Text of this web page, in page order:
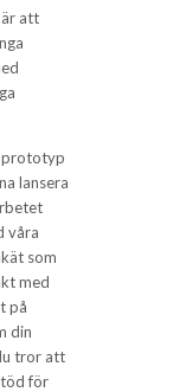
är att
prototyp
lansera
våra
som
med
på
din
tror att
för